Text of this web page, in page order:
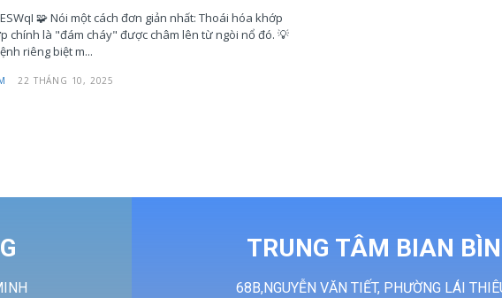
hóa khớp
chính là "đám cháy" được châm lên từ ngòi nổ đó. 💡
riêng biệt m...
22 THÁNG 10, 2025
TRUNG TÂM BIAN
68B,NGUYỄN VĂN TIẾT, PHƯỜNG LÁI